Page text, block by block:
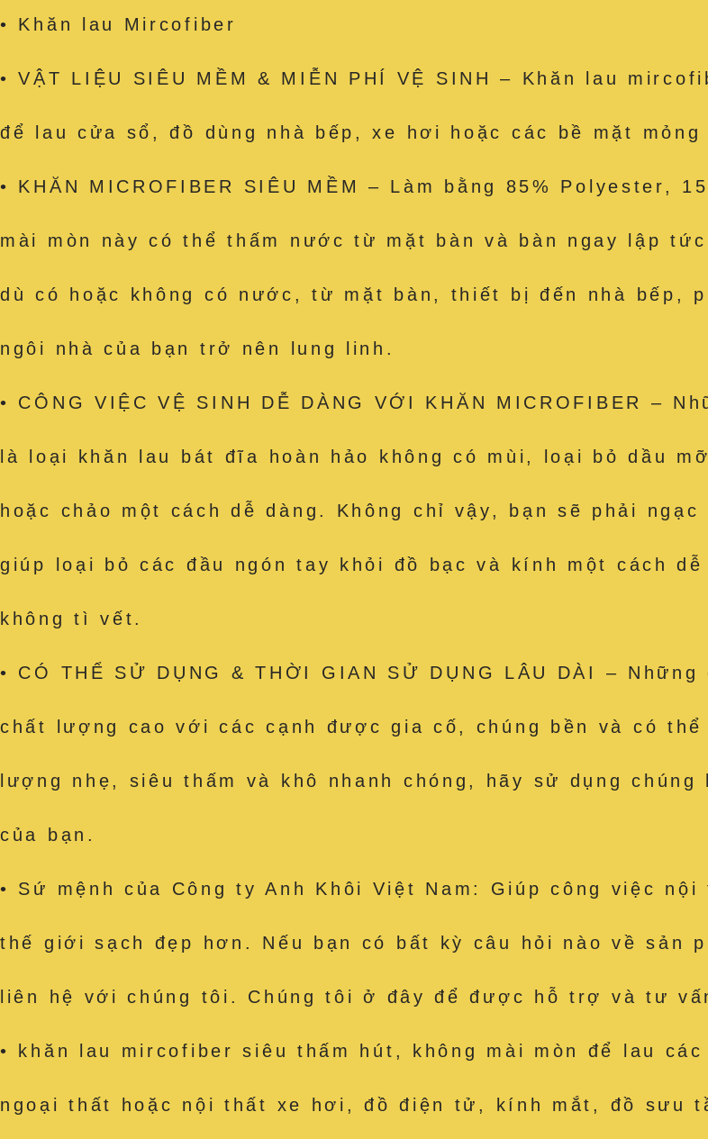
• Khăn lau Mircofiber
• VẬT LIỆU SIÊU MỀM & MIỄN PHÍ VỆ SINH – Khăn lau
để lau cửa sổ, đồ dùng nhà bếp, xe hơi hoặc các bề mặt mỏng
• KHĂN MICROFIBER SIÊU MỀM – Làm bằng 85% Polyester,
mài mòn này có thể thấm nước từ mặt bàn và bàn ngay lập
dù có hoặc không có nước, từ mặt bàn, thiết bị đến nhà bếp,
ngôi nhà của bạn trở nên lung linh.
• CÔNG VIỆC VỆ SINH DỄ DÀNG VỚI KHĂN MICROFIBER –
là loại khăn lau bát đĩa hoàn hảo không có mùi, loại bỏ dầu
hoặc chảo một cách dễ dàng. Không chỉ vậy, bạn sẽ phải
giúp loại bỏ các đầu ngón tay khỏi đồ bạc và kính một cách
không tì vết.
• CÓ THỂ SỬ DỤNG & THỜI GIAN SỬ DỤNG LÂU DÀI –
chất lượng cao với các cạnh được gia cố, chúng bền và có
lượng nhẹ, siêu thấm và khô nhanh chóng, hãy sử dụng
của bạn.
• Sứ mệnh của Công ty Anh Khôi Việt Nam: Giúp công việc
thế giới sạch đẹp hơn. Nếu bạn có bất kỳ câu hỏi nào về sản
liên hệ với chúng tôi. Chúng tôi ở đây để được hỗ trợ và tư
• khăn lau mircofiber siêu thấm hút, không mài mòn để lau
ngoại thất hoặc nội thất xe hơi, đồ điện tử, kính mắt, đồ sưu